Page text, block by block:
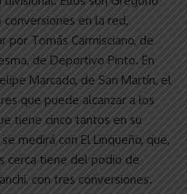
conversiones en la red,
por Tomás Carmisciano, de
de Deportivo Pinto. En
Marcado, de San Martín, el
que puede alcanzar a los
tiene cinco tantos en su
medirá con El Linqueño, que,
cerca tiene del podio de
con tres conversiones.